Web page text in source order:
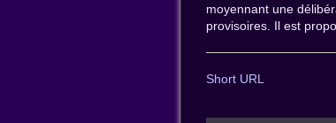
moyennant une
provisoires. Il est
Short URL